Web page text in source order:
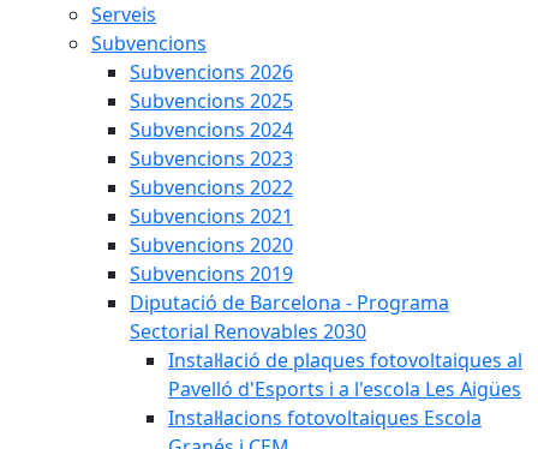
Serveis
Subvencions
Subvencions 2026
Subvencions 2025
Subvencions 2024
Subvencions 2023
Subvencions 2022
Subvencions 2021
Subvencions 2020
Subvencions 2019
Diputació de Barcelona - Programa
Sectorial Renovables 2030
Instal·lació de plaques fotovoltaiques al
Pavelló d'Esports i a l'escola Les Aigües
Instal·lacions fotovoltaiques Escola